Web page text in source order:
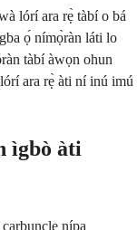
lórí ara rẹ̀ tàbí o bá
ọ́ nímọ̀ràn láti lo
tàbí àwọn ohun
ara rẹ̀ àti ní inú imú
ìgbò àti
nípa